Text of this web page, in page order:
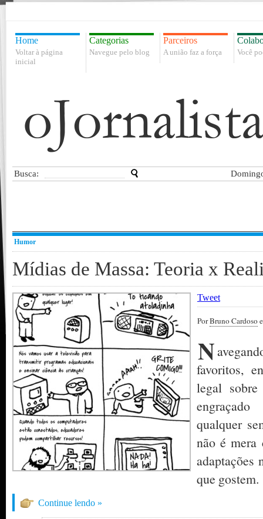
Home
Voltar à página
inicial
Categorias
Navegue pelo blog
Parceiros
A união faz a força Você
Busca:
Humor
Mídias de Massa: Teoria x
Tweet
PorBruno Cardoso
N
favoritos,
legal
qualquer
não é mera
adaptações
que gostem.
Continue lendo »